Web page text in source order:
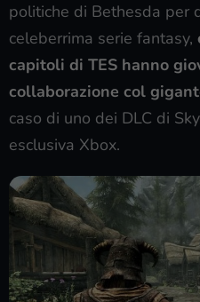
politiche di Bethesda per
celeberrima serie fantasy,
capitoli di TES hanno
collaborazione col
caso di uno dei DLC di
esclusiva Xbox.